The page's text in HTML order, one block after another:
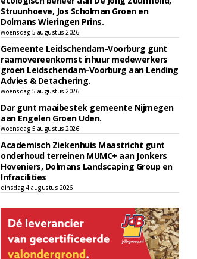
Struunhoeve, Jos Scholman Groen en
Dolmans Wieringen Prins.
woensdag 5 augustus 2026
Gemeente Leidschendam-Voorburg gunt
raamovereenkomst inhuur medewerkers
groen Leidschendam-Voorburg aan Lending
Advies & Detachering.
woensdag 5 augustus 2026
Dar gunt maaibestek gemeente Nijmegen
aan Engelen Groen Uden.
woensdag 5 augustus 2026
Academisch Ziekenhuis Maastricht gunt
onderhoud terreinen MUMC+ aan Jonkers
Hoveniers, Dolmans Landscaping Group en
Infracilities
dinsdag 4 augustus 2026